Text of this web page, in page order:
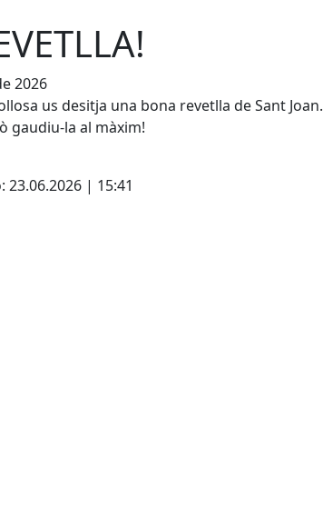
2026
us desitja una bona revetlla de Sant Joan.
gaudiu-la al màxim!
| 15:41